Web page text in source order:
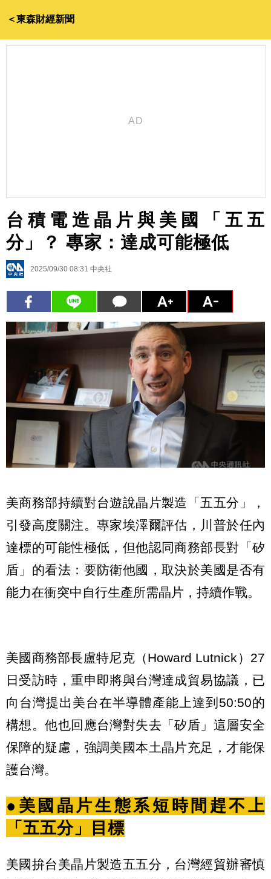
＜東森財經新聞
台積電造晶片與美國「五五
分」？ 專家：達成可能極低
2025/09/30 08:31 中央社
美商務部持續對台遊說晶片製造「五五分」，
引發高度關注。專家埃澤爾評估，川普於任內
達標的可能性極低，但他認同商務部長對「矽
盾」的看法：要防衛他國，取決於美國是否有
能力在衝突中自行生產所需晶片，持續作戰。
美國商務部長盧特尼克（Howard Lutnick）27
日受訪時，重申即將與台灣達成貿易協議，已
向台灣提出美台在半導體產能上達到50:50的
構想。他也回應台灣對失去「矽盾」這層安全
保障的疑慮，強調美國本土晶片充足，才能保
護台灣。
●美國晶片生態系短時間趕不上
「五五分」目標
美國拚台美晶片製造五五分，台灣經貿辦審慎